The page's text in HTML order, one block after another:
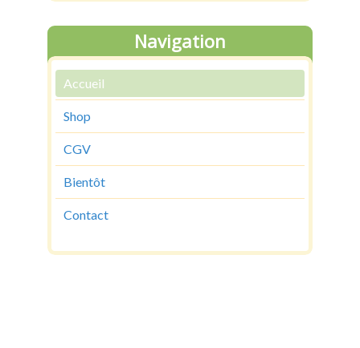
Navigation
Accueil
Shop
CGV
Bientôt
Contact